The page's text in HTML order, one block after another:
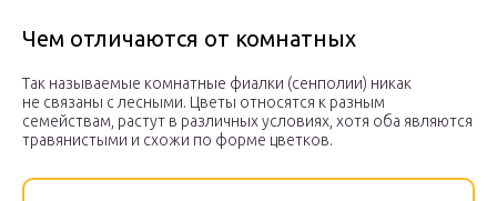
Чем отличаются от комнатных
Так называемые комнатные фиалки (сенполии) никак
не связаны с лесными. Цветы относятся к разным
семействам, растут в различных условиях, хотя оба являются
травянистыми и схожи по форме цветков.